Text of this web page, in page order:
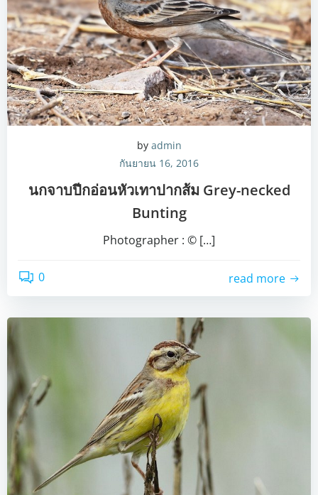
by admin
กันยายน 16, 2016
นกจาบปีกอ่อนหัวเทาปากส้ม Grey-necked
Bunting
Photographer : © […]
0 read more